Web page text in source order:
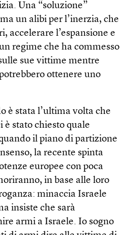
Una “soluzione”
un alibi per l’inerzia, che
accelerare l’espansione e
regime che ha commesso
sue vittime mentre
ottenere uno
è stata l’ultima volta che
stato chiesto quale
il piano di partizione
la recente spinta
europee con poca
in base alle loro
minaccia Israele
insiste che sarà
armi a Israele. Io sogno